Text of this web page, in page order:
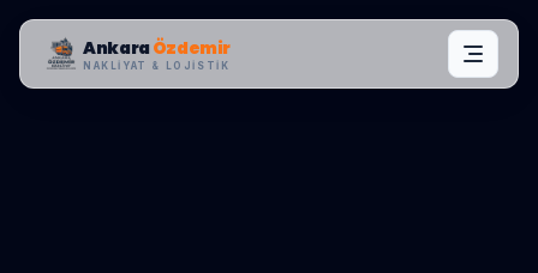
AnkaraÖzdemir
NAKLIYAT & LOJISTIK